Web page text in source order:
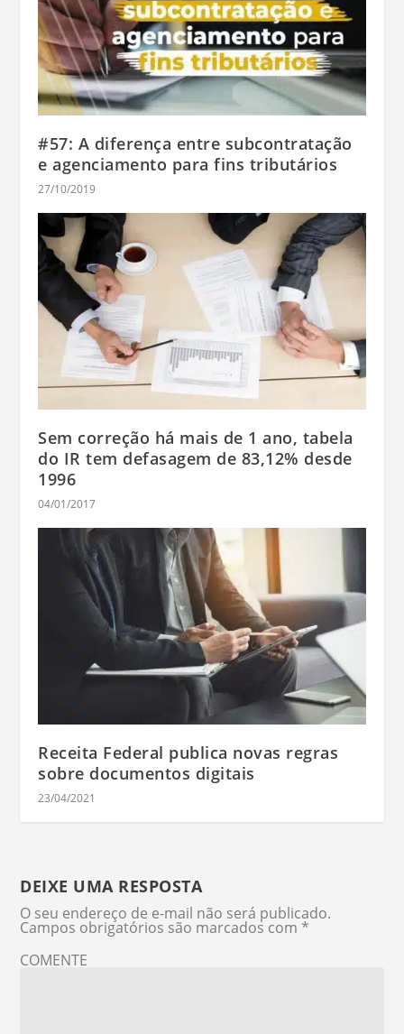
#57: A diferença entre subcontratação
e agenciamento para fins tributários
27/10/2019
Sem correção há mais de 1 ano, tabela
do IR tem defasagem de 83,12% desde
1996
04/01/2017
Receita Federal publica novas regras
sobre documentos digitais
23/04/2021
DEIXE UMA RESPOSTA
O seu endereço de e-mail não será publicado.
Campos obrigatórios são marcados com *
COMENTE